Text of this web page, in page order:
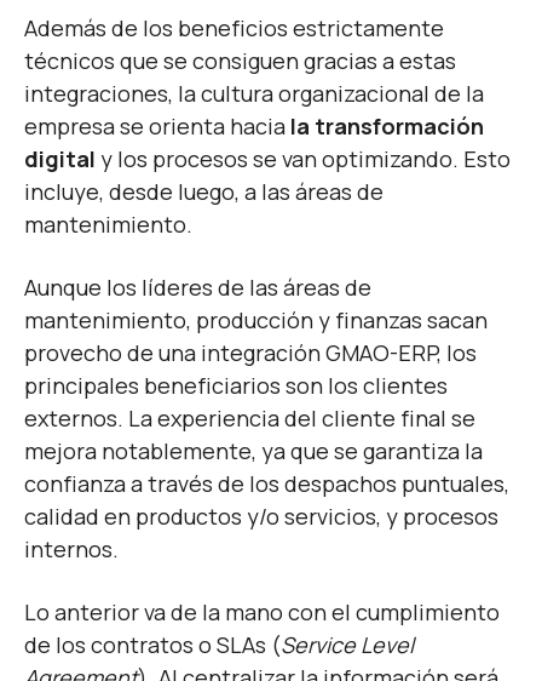
Además de los beneficios estrictamente
técnicos que se consiguen gracias a estas
integraciones, la cultura organizacional de la
empresa se orienta hacia la transformación
digital y los procesos se van optimizando. Esto
incluye, desde luego, a las áreas de
mantenimiento.
Aunque los líderes de las áreas de
mantenimiento, producción y finanzas sacan
provecho de una integración GMAO-ERP, los
principales beneficiarios son los clientes
externos. La experiencia del cliente final se
mejora notablemente, ya que se garantiza la
confianza a través de los despachos puntuales,
calidad en productos y/o servicios, y procesos
internos.
Lo anterior va de la mano con el cumplimiento
de los contratos o SLAs (Service Level